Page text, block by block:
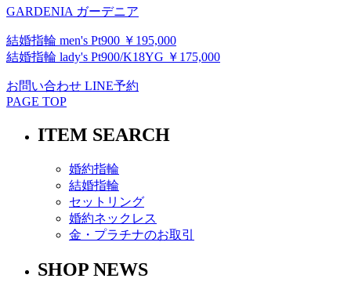
GARDENIA ガーデニア
結婚指輪 men's Pt900 ￥195,000
結婚指輪 lady's Pt900/K18YG ￥175,000
お問い合わせ LINE予約
PAGE TOP
ITEM SEARCH
婚約指輪
結婚指輪
セットリング
婚約ネックレス
金・プラチナのお取引
SHOP NEWS